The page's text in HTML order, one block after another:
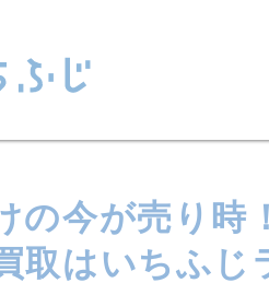
の今が売り
取はいちふじ